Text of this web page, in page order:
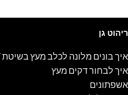
ריהוט גן
איך בונים מלונה לכלב מעץ בשיטת DIY
איך לבחור דקים מעץ
אשפתונים